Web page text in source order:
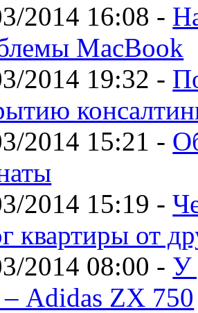
2014 16:08 -
MacBook
2014 19:32 -
2014 15:21 -
2014 15:19 -
квартиры от
2014 08:00 - У
Adidas ZX 750